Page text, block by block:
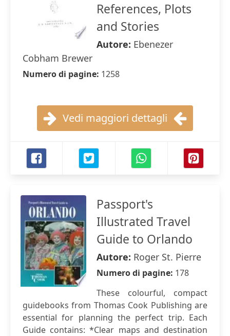
References, Plots
and Stories
Autore: Ebenezer
Cobham Brewer
Numero di pagine: 1258
Vedi maggiori dettagli
Passport's
Illustrated Travel
Guide to Orlando
Autore: Roger St. Pierre
Numero di pagine: 178
These colourful, compact
guidebooks from Thomas Cook Publishing are
essential for planning the perfect trip. Each
Guide contains: *Clear maps and destination